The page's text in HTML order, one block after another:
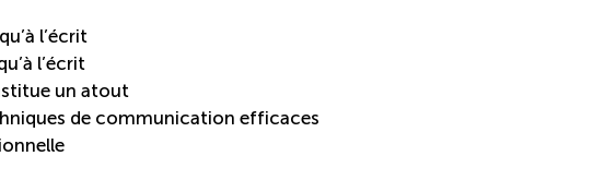
l’écrit
l’écrit
un atout
de communication efficaces